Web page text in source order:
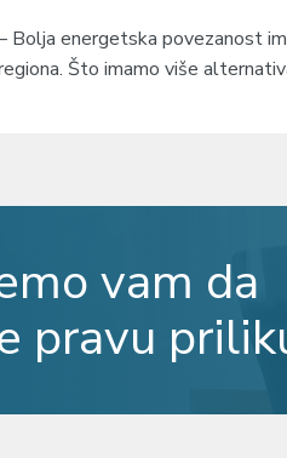
Bolja energetska povezanost
Što imamo više
vam da
pravu